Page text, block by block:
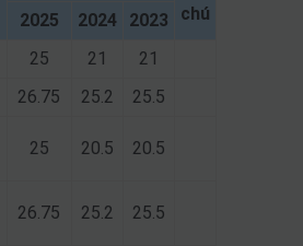
chú
2025 2024
2023
25 21
21
26.75 25.2 25.5
25 20.5 20.5
26.75 25.2 25.5